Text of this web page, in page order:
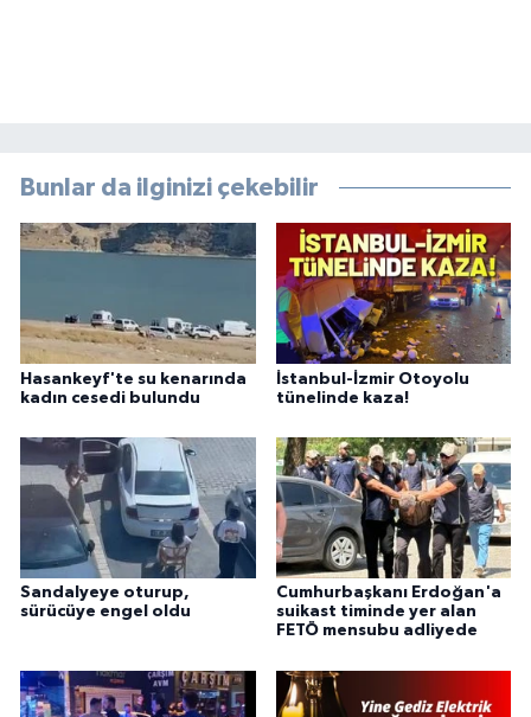
Bunlar da ilginizi çekebilir
Hasankeyf'te su kenarında
kadın cesedi bulundu
İstanbul-İzmir Otoyolu
tünelinde kaza!
Sandalyeye oturup,
sürücüye engel oldu
Cumhurbaşkanı Erdoğan'a
suikast timinde yer alan
FETÖ mensubu adliyede